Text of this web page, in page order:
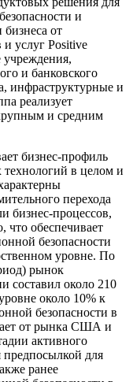
и
от
и услуг Positive
учреждения,
и банковского
инфраструктурные и
реализует
и средним
бизнес-профиль
в целом и
перехода
бизнес-процессов,
что обеспечивает
безопасности
уровне. По
рынок
составил около 210
около 10% к
безопасности в
от рынка США и
активного
предпосылкой для
ранее